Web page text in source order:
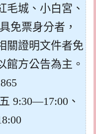
毛城、小白宮、
免票身分者，
關證明文件者免
館方公告為主。
9:30—17:00、